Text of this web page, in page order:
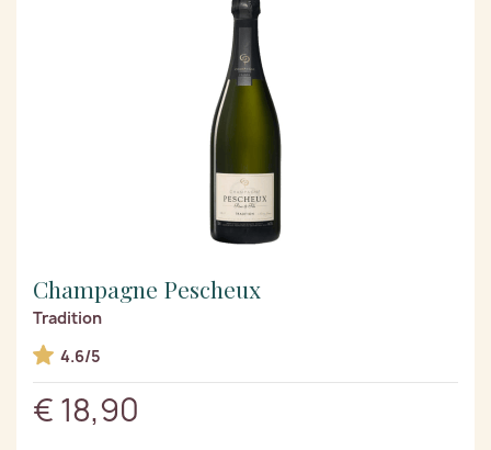
Champagne Pescheux
Tradition
4.6/5
€ 18,90